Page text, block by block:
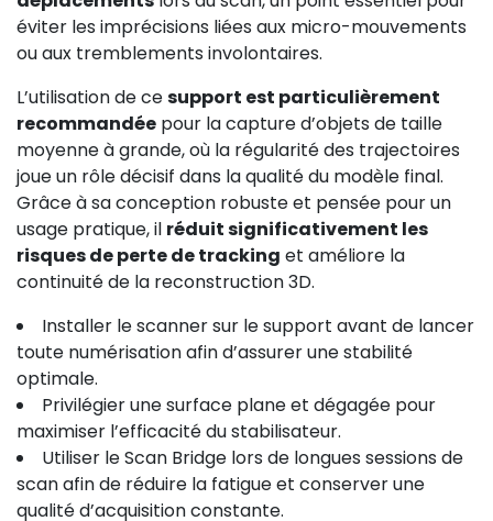
éviter les imprécisions liées aux micro-mouvements
ou aux tremblements involontaires.
L’utilisation de cesupport est particulièrement
recommandée pour la capture d’objets de taille
moyenne à grande, où la régularité des trajectoires
joue un rôle décisif dans la qualité du modèle final.
Grâce à sa conception robuste et pensée pour un
usage pratique, il réduit significativement les
risques de perte de tracking et améliore la
continuité de la reconstruction 3D.
Installer le scanner sur le support avant de lancer
toute numérisation afin d’assurer une stabilité
optimale.
Privilégier une surface plane et dégagée pour
maximiser l’efficacité du stabilisateur.
Utiliser le Scan Bridge lors de longues sessions de
scan afin de réduire la fatigue et conserver une
qualité d’acquisition constante.